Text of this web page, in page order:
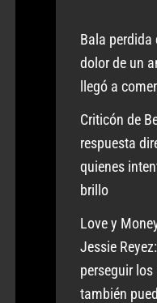
Bala perdida
dolor de un
llegó a
Criticón de
respuesta
quienes
brillo
Love y
Jessie
perseguir los
también